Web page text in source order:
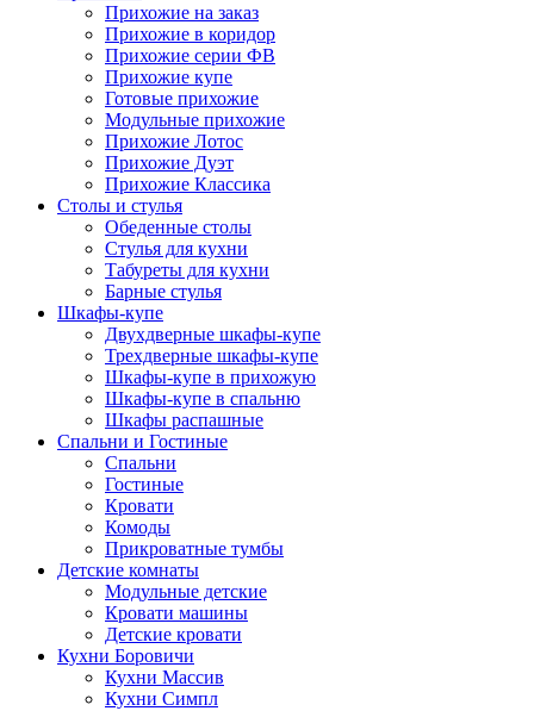
Прихожие на заказ
Прихожие в коридор
Прихожие серии ФВ
Прихожие купе
Готовые прихожие
Модульные прихожие
Прихожие Лотос
Прихожие Дуэт
Прихожие Классика
Столы и стулья
Обеденные столы
Стулья для кухни
Табуреты для кухни
Барные стулья
Шкафы-купе
Двухдверные шкафы-купе
Трехдверные шкафы-купе
Шкафы-купе в прихожую
Шкафы-купе в спальню
Шкафы распашные
Спальни и Гостиные
Спальни
Гостиные
Кровати
Комоды
Прикроватные тумбы
Детские комнаты
Модульные детские
Кровати машины
Детские кровати
Кухни Боровичи
Кухни Массив
Кухни Симпл